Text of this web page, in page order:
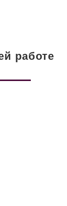
работе